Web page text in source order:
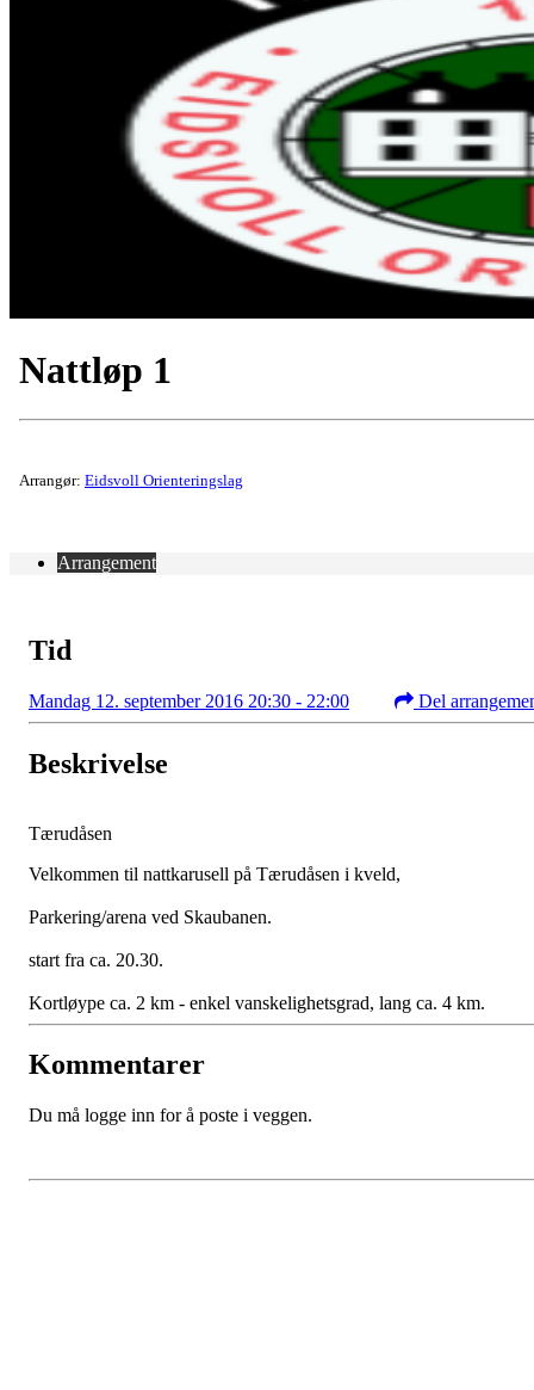
Nattløp 1
Arrangør: Eidsvoll Orienteringslag
Arrangement
Tid
Mandag 12. september 2016 20:30 - 22:00 Del
Beskrivelse
Tærudåsen
Velkommen til nattkarusell på Tærudåsen i kveld,
Parkering/arena ved Skaubanen.
start fra ca. 20.30.
Kortløype ca. 2 km - enkel vanskelighetsgrad, lang ca. 4 km.
Kommentarer
Du må logge inn for å poste i veggen.